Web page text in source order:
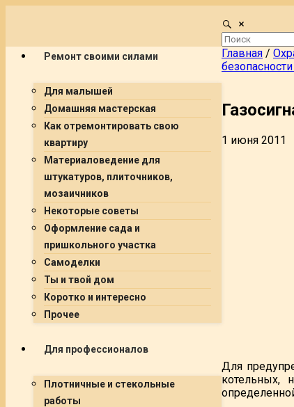
Ремонт своими силами
Для малышей
Домашняя мастерская
Как отремонтировать свою
квартиру
Материаловедение для
штукатуров, плиточников,
мозаичников
Некоторые советы
Оформление сада и
пришкольного участка
Самоделки
Ты и твой дом
Коротко и интересно
Прочее
Для профессионалов
Плотничные и стекольные
работы
Главная /
1 июня 2011
Для
котельных,